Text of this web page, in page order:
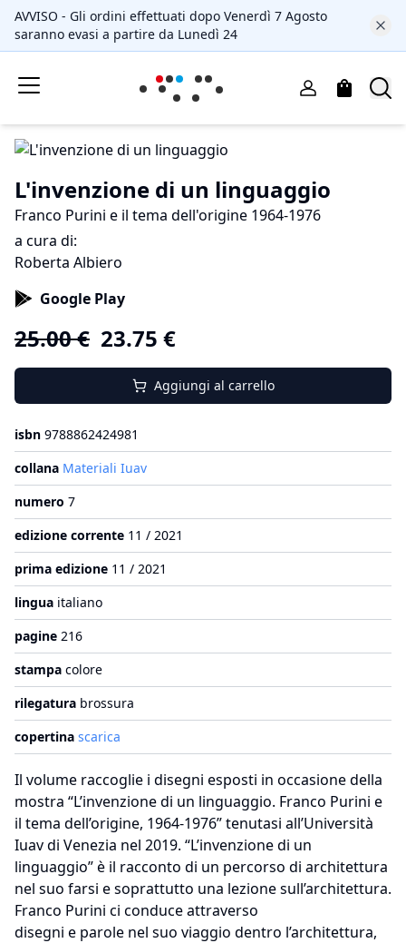
AVVISO - Gli ordini effettuati dopo Venerdì 7 Agosto
saranno evasi a partire da Lunedì 24
L'invenzione di un linguaggio
Franco Purini e il tema dell'origine 1964-1976
a cura di:
Roberta Albiero
Google Play
25.00€ 23.75 €
Aggiungi al carrello
isbn 9788862424981
collana Materiali Iuav
numero 7
edizione corrente 11 / 2021
prima edizione 11 / 2021
lingua italiano
pagine 216
stampa colore
rilegatura brossura
copertina scarica
Il volume raccoglie i disegni esposti in occasione della
mostra “L’invenzione di un linguaggio. Franco Purini e
il tema dell’origine, 1964-1976” tenutasi all’Università
Iuav di Venezia nel 2019. “L’invenzione di un
linguaggio” è il racconto di un percorso di architettura
nel suo farsi e soprattutto una lezione sull’architettura.
Franco Purini ci conduce attraverso
disegni e parole nel suo viaggio dentro l’architettura,